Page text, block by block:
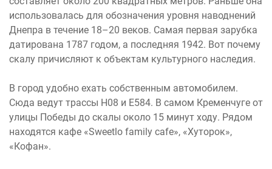
использовалась для обозначения уровня наводнений
Днепра в течение 18–20 веков. Самая первая зарубка
датирована 1787 годом, а последняя 1942. Вот почему
скалу причисляют к объектам культурного наследия.
В город удобно ехать собственным автомобилем.
Сюда ведут трассы Н08 и Е584. В самом Кременчуге от
улицы Победы до скалы около 15 минут ходу. Рядом
находятся кафе «Sweetlo family cafe», «Хуторок»,
«Кофан».